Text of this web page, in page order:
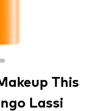
This
Lassi